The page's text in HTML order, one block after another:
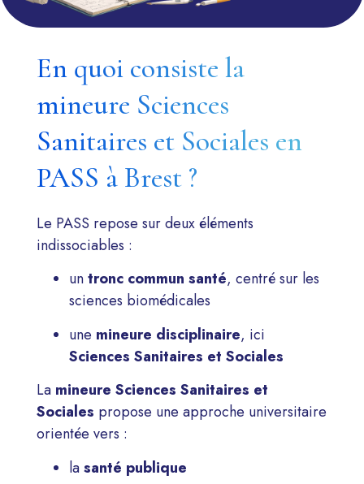
En quoi consiste la
mineure Sciences
Sanitaires et Sociales en
PASS à Brest ?
Le PASS repose sur deux éléments
indissociables :
untronc commun santé, centré sur les
sciences biomédicales
une mineure disciplinaire, ici
Sciences Sanitaires et Sociales
La mineure Sciences Sanitaires et
Sociales propose une approche universitaire
orientée vers :
lasanté publique